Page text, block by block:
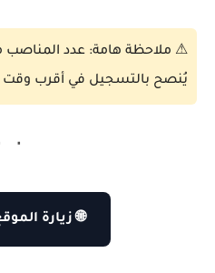
⚠ ملاحظة هامة:
يُنصح بالتسجيل في أقرب
🌐 زيارة